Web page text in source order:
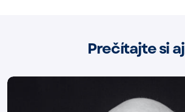
Prečítajte si aj